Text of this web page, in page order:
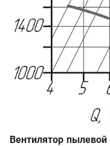
Вентилятор пылевой